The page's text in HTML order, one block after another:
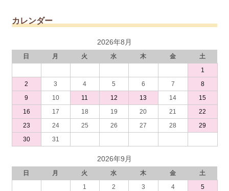
カレンダー
2026年8月
日 月 火 水 木 金
土
1
2
3 4 5 6 7
8
9
10 11 12 13 14
15
16
17 18 19 20 21
22
23
24 25 26 27 28
29
30
31
2026年9月
日 月 火 水 木 金
土
1
2 3 4
5